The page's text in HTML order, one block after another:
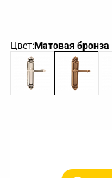
Цвет:Матовая бронза